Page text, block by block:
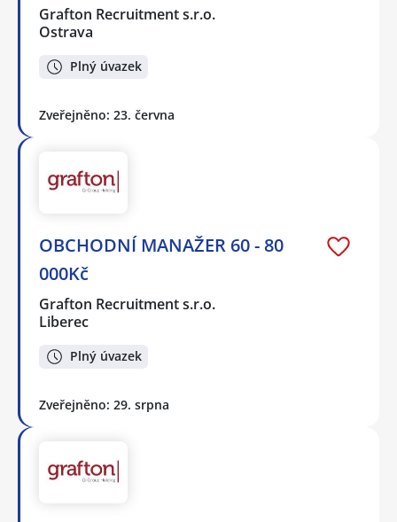
Grafton Recruitment s.r.o.
Ostrava
Plný úvazek
Zveřejněno: 23. června
OBCHODNÍ MANAŽER 60 - 80
000Kč
Grafton Recruitment s.r.o.
Liberec
Plný úvazek
Zveřejněno: 29. srpna